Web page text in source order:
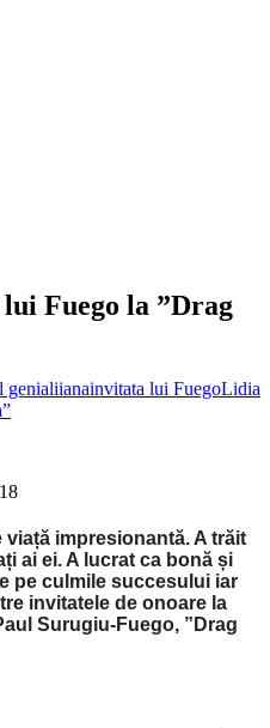
Fuego la ”Drag
genialiianainvitata lui FuegoLidia
impresionantă. A trăit
ai ei. A lucrat ca bonă și
pe culmile succesului iar
invitatele de onoare la
Surugiu-Fuego, ”Drag